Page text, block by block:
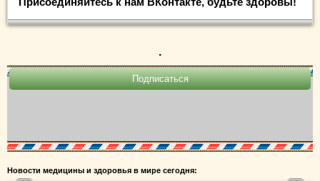
.
Новости медицины и здоровья в мире сегодня: